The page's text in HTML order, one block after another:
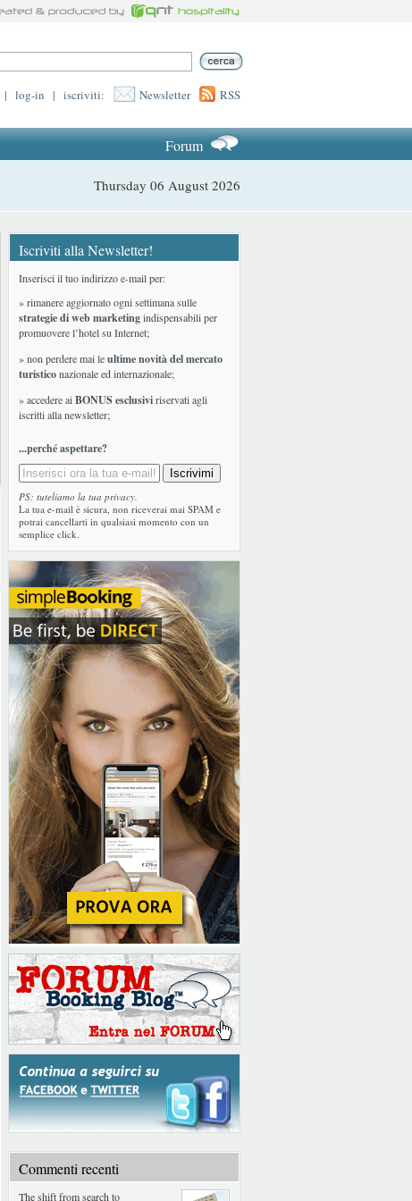
| log-in | iscriviti: Newsletter RSS
Forum
Thursday 06 August 2026
Iscriviti alla Newsletter!
Inserisci il tuo indirizzo e-mail per:
» rimanere aggiornato ogni settimana sulle
strategie di web marketingindispensabili per
promuovere l’hotel su Internet;
» non perdere mai leultime novità del mercato
turisticonazionale ed internazionale;
» accedere aiBONUS esclusiviriservati agli
iscritti alla newsletter;
...perché aspettare?
PS: tuteliamo la tua privacy.
La tua e-mail è sicura, non riceverai mai SPAM e
potrai cancellarti in qualsiasi momento con un
semplice click.
Commenti recenti
The shift from search to